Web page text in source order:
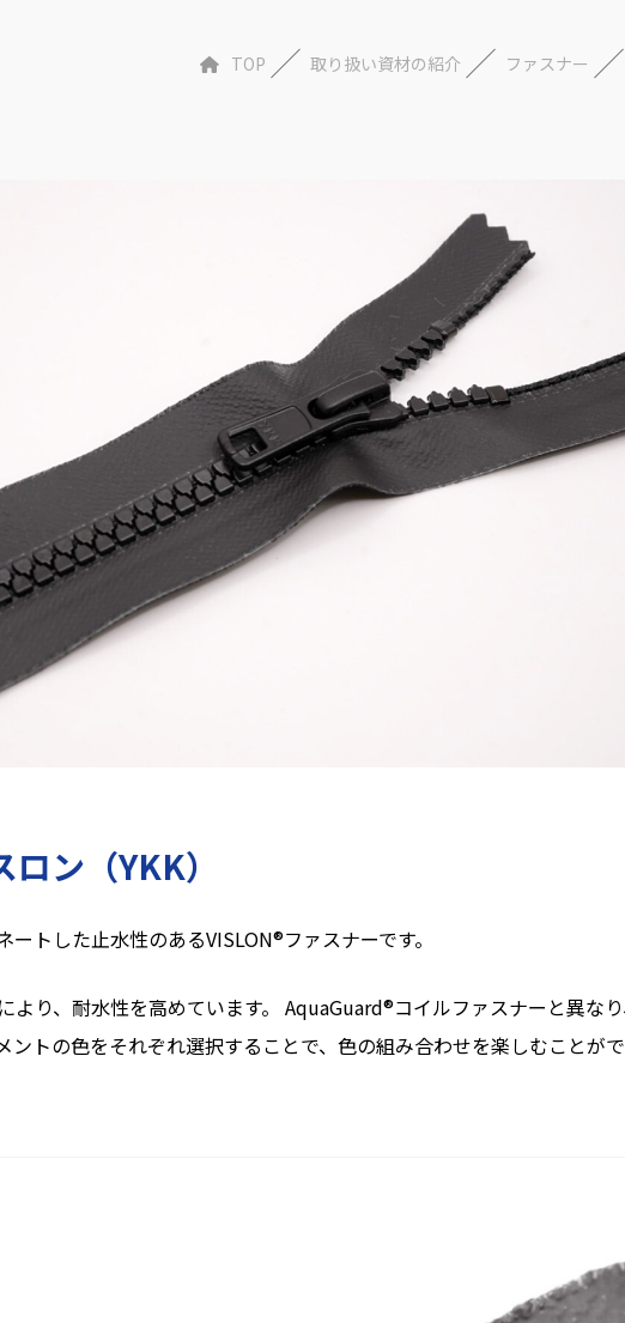
TOP 取り扱い資材の紹介 ファスナー
ン（YKK）
トした止水性のあるVISLON®ファスナーです。
より、耐水性を高めています。 AquaGuard®コイルファスナーと異な
ントの色をそれぞれ選択することで、色の組み合わせを楽しむことが